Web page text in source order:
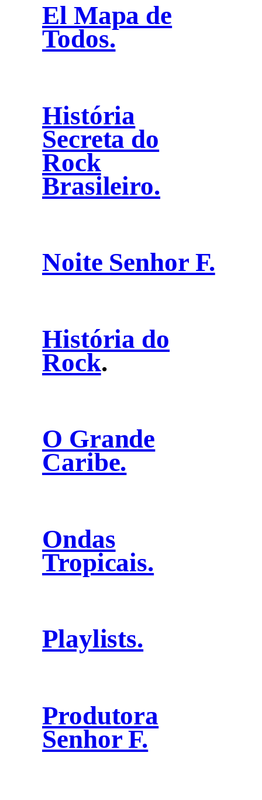
El Mapa de
Todos.
História
Secreta do
Rock
Brasileiro.
Noite Senhor F.
História do
Rock.
O Grande
Caribe.
Ondas
Tropicais.
Playlists.
Produtora
Senhor F.